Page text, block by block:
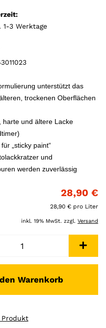
1-3 Werktage
unterstützt das
trockenen Oberflächen
harte und ältere Lacke
„sticky paint“
und
werden zuverlässig
28,90 €
28,90 € pro Liter
inkl. 19% MwSt. zzgl. Versand
Warenkorb
Produkt